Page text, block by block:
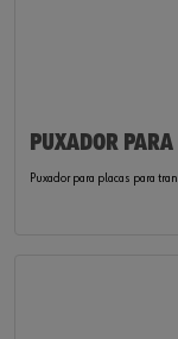
PUXADOR
Puxador para placas para